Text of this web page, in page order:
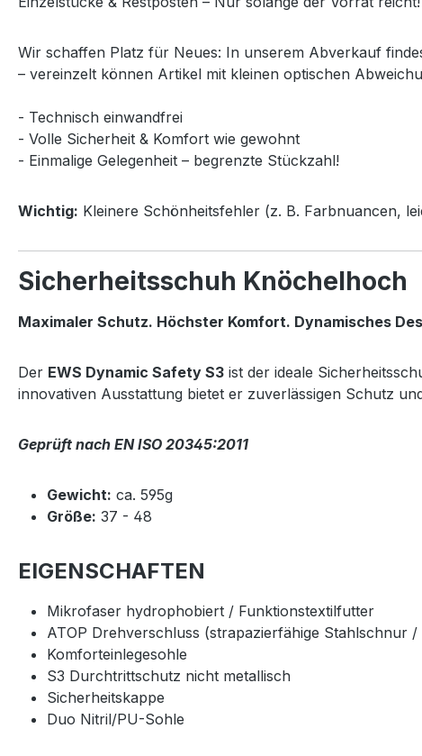
Wir schaffen Platz für Neues: In unserem Abverkauf
– vereinzelt können Artikel mit kleinen optischen
- Technisch einwandfrei
- Volle Sicherheit & Komfort wie gewohnt
- Einmalige Gelegenheit – begrenzte Stückzahl!
Wichtig: Kleinere Schönheitsfehler (z. B. Farbnuancen,
Sicherheitsschuh Knöchelhoch
Maximaler Schutz. Höchster Komfort. Dynamisches
Der EWS Dynamic Safety S3 ist der ideale
innovativen Ausstattung bietet er zuverlässigen Schutz
Geprüft nach EN ISO 20345:2011
Gewicht: ca. 595g
Größe: 37 - 48
EIGENSCHAFTEN
Mikrofaser hydrophobiert / Funktionstextilfutter
ATOP Drehverschluss (strapazierfähige Stahlschnur
Komforteinlegesohle
S3 Durchtrittschutz nicht metallisch
Sicherheitskappe
Duo Nitril/PU-Sohle